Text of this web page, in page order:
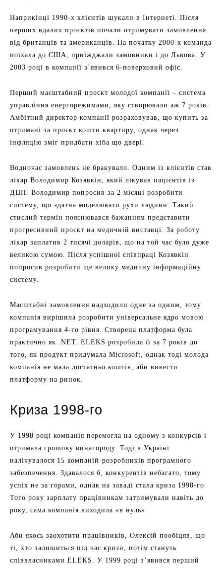
Наприкінці 1990-х клієнтів шукали в Інтернеті. Після
перших вдалих проєктів почали отримувати замовлення
від британців та американців. На початку 2000-х команда
поїхала до США, приїжджали замовники і до Львова. У
2003 році в компанії з’явився 6-поверховий офіс.
Перший масштабний проєкт молодої компанії – система
управління енергорежимами, яку створювали аж 7 років.
Амбітний директор компанії розраховував, що купить за
отримані за проєкт кошти квартиру, однак через
інфляцію зміг придбати хіба що двері.
Водночас замовлень не бракувало. Одним із клієнтів став
лікар Володимир Козявкін, який лікував пацієнтів із
ДЦП. Володимир попросив за 2 місяці розробити
систему, що здатна моделювати рухи людини. Такий
стислий термін пояснювався бажанням представити
прогресивний проєкт на медичній виставці. За роботу
лікар заплатив 2 тисячі доларів, що на той час було дуже
великою сумою. Після успішної співпраці Козявкін
попросив розробити ще велику медичну інформаційну
систему.
Масштабні замовлення надходили одне за одним, тому
компанія вирішила розробити універсальне ядро мовою
програмування 4-го рівня. Створена платформа була
практично як .NET. ELEKS розробила її за 7 років до
того, як продукт придумала Microsoft, однак тоді молода
компанія не мала достатньо коштів, аби вивести
платформу на ринок.
Криза 1998-го
У 1998 році компанія перемогла на одному з конкурсів і
отримала грошову винагороду. Тоді в Україні
налічувалося 15 компаній-розробників програмного
забезпечення. Здавалося б, конкурентів небагато, тому
успіх не за горами, однак на заваді стала криза 1998-го.
Того року зарплату працівникам затримували навіть до
року, сама компанія виходила «в нуль».
Аби якось заохотити працівників, Олексій пообіцяв, що
ті, хто залишиться під час кризи, потім стануть
співвласниками ELEKS. У 1999 році з’явився перший